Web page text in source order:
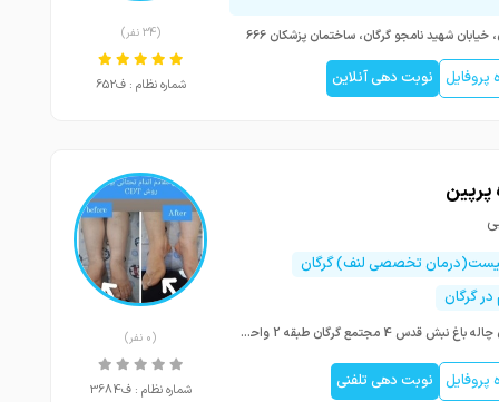
خیابان شهید نامجو گرگان، ساختمان پزشکان 666
نوبت دهی آنلاین
(34 نفر)
شماره نظام : ف652
تخصصی لنف) گرگان
گرگان
گرگان چاله باغ نبش قدس 4 مجتمع گرگان طبقه 2 واحد5
نوبت دهی تلفنی
(0 نفر)
شماره نظام : ف3684